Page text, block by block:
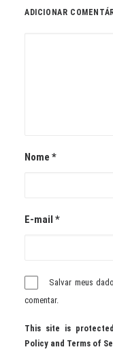
ADICIONAR
Nome *
E-mail *
Salvar meus
comentar.
This site is
Policy and Terms of